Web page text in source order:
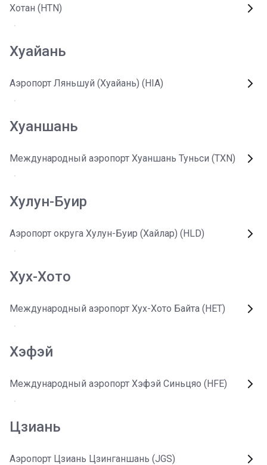
Хотан (HTN)
Хуайань
Аэропорт Ляньшуй (Хуайань) (HIA)
Хуаншань
Международный аэропорт Хуаншань Туньси (TXN)
Хулун-Буир
Аэропорт округа Хулун-Буир (Хайлар) (HLD)
Хух-Хото
Международный аэропорт Хух-Хото Байта (HET)
Хэфэй
Международный аэропорт Хэфэй Синьцяо (HFE)
Цзиань
Аэропорт Цзиань Цзинганшань (JGS)